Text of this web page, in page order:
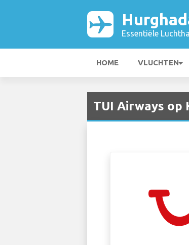
Essentiële
HOME VLUCHTEN
TUI Airways op